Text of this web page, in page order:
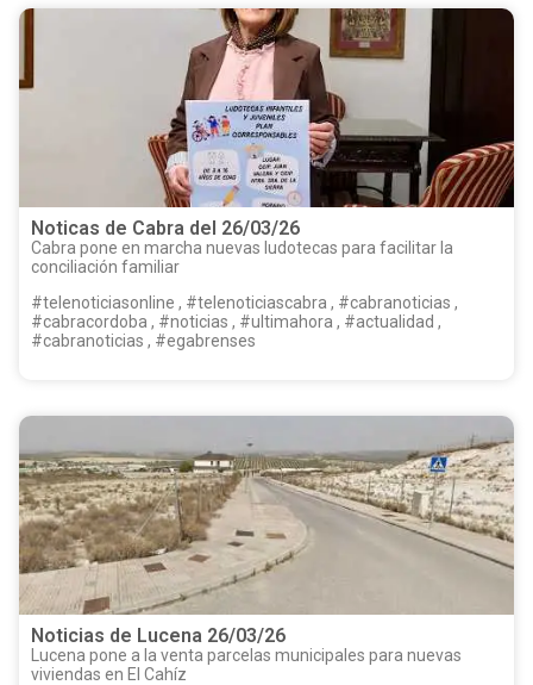
Noticas de Cabra del 26/03/26
Cabra pone en marcha nuevas ludotecas para facilitar la
conciliación familiar
#telenoticiasonline , #telenoticiascabra , #cabranoticias ,
#cabracordoba , #noticias , #ultimahora , #actualidad ,
#cabranoticias , #egabrenses
Noticias de Lucena 26/03/26
Lucena pone a la venta parcelas municipales para nuevas
viviendas en El Cahíz